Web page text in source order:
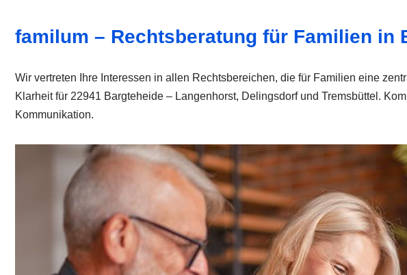
familum – Rechtsberatung für Familien in
Wir vertreten Ihre Interessen in allen Rechtsbereichen, die für Familien eine
Klarheit für 22941 Bargteheide – Langenhorst, Delingsdorf und Tremsbüttel.
Kommunikation.